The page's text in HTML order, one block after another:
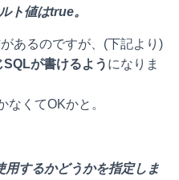
ト値はtrue。
あるのですが、(下記より)
が書けるよう になりま
くてOKかと。
するかどうかを指定しま